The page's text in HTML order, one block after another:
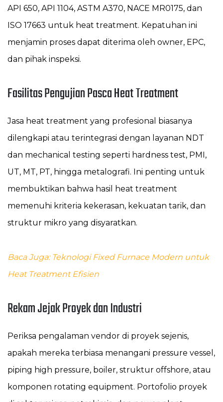
API 650, API 1104, ASTM A370, NACE MR0175, dan
ISO 17663 untuk heat treatment. Kepatuhan ini
menjamin proses dapat diterima oleh owner, EPC,
dan pihak inspeksi.
Fasilitas Pengujian Pasca Heat Treatment
Jasa heat treatment yang profesional biasanya
dilengkapi atau terintegrasi dengan layanan NDT
dan mechanical testing seperti hardness test, PMI,
UT, MT, PT, hingga metalografi. Ini penting untuk
membuktikan bahwa hasil heat treatment
memenuhi kriteria kekerasan, kekuatan tarik, dan
struktur mikro yang disyaratkan.
Baca Juga: Teknologi Fixed Furnace Modern untuk
Heat Treatment Efisien
Rekam Jejak Proyek dan Industri
Periksa pengalaman vendor di proyek sejenis,
apakah mereka terbiasa menangani pressure vessel,
piping high pressure, boiler, struktur offshore, atau
komponen rotating equipment. Portofolio proyek